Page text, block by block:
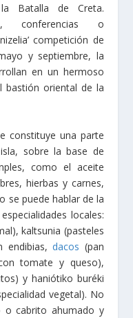
Batalla de Creta.
conferencias o
competición de
y septiembre, la
en un hermoso
bastión oriental de la
constituye una parte
sobre la base de
como el aceite
hierbas y carnes,
se puede hablar de la
locales:
kaltsunia (pasteles
endibias,dacos (pan
tomate y queso),
y haniótiko buréki
vegetal). No
o cabrito ahumado y